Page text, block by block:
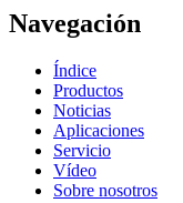
Navegación
Índice
Productos
Noticias
Aplicaciones
Servicio
Vídeo
Sobre nosotros